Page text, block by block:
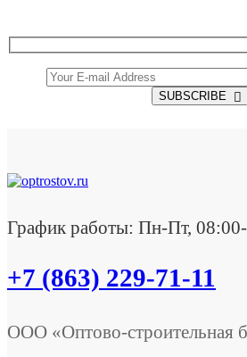
SUBSCRIBE
График работы: Пн-Пт,
+7 (863) 229-71-11
ООО «Оптово-строительная